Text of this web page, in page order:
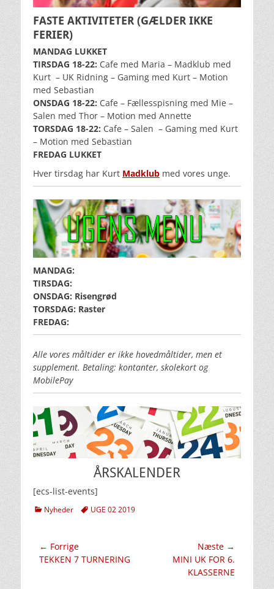
FASTE AKTIVITETER (GÆLDER IKKE
FERIER)
MANDAG LUKKET
TIRSDAG 18-22: Cafe med Maria – Madklub med
Kurt – UK Ridning – Gaming med Kurt – Motion
med Sebastian
ONSDAG 18-22: Cafe – Fællesspisning med Mie –
Salen med Thor – Motion med Annette
TORSDAG 18-22: Cafe – Salen – Gaming med Kurt
– Motion med Sebastian
FREDAG LUKKET
Hver tirsdag har Kurt Madklub med vores unge.
MANDAG:
TIRSDAG:
ONSDAG: Risengrød
TORSDAG: Raster
FREDAG:
Alle vores måltider er ikke hovedmåltider, men et
supplement. Betaling: kontanter, skolekort og
MobilePay
ÅRSKALENDER
[ecs-list-events]
kategorier
Nyheder TagsUGE 02 2019
Indlægsnavigation
← Forrige
Forrige
TEKKEN 7 TURNERING
Næste →
MINI UK FOR 6.
KLASSERNE